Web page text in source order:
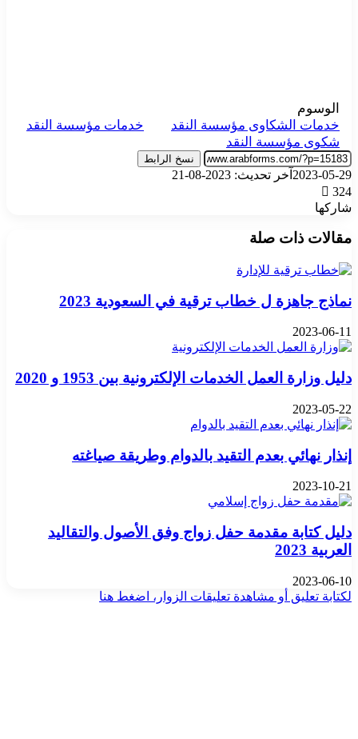
الوسوم
خدمات الشكاوى مؤسسة النقد
خدمات مؤسسة النقد
شكوى مؤسسة النقد
نسخ الرابط
2023-05-29 آخر تحديث: 2023-08-21
324
شاركها
مقالات ذات صلة
نماذج جاهزة ل خطاب ترقية في السعودية 2023
2023-06-11
دليل وزارة العمل الخدمات الإلكترونية بين 1953 و 2020
2023-05-22
إنذار نهائي بعدم التقيد بالدوام وطريقة صياغته
2023-10-21
دليل كتابة مقدمة حفل زواج وفق الأصول والتقاليد
العربية 2023
2023-06-10
لكتابة تعليق أو مشاهدة تعليقات الزوار، اضغط هنا